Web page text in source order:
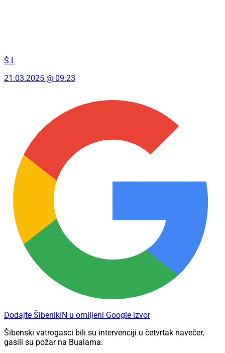
Š.I.
21.03.2025 @ 09:23
Dodajte ŠibenikIN u omiljeni Google izvor
Šibenski vatrogasci bili su intervenciji u četvrtak navečer,
gasili su požar na Bualama.